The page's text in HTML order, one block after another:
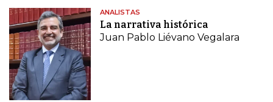
ANALISTAS
La narrativa histórica
Juan Pablo Liévano Vegalara